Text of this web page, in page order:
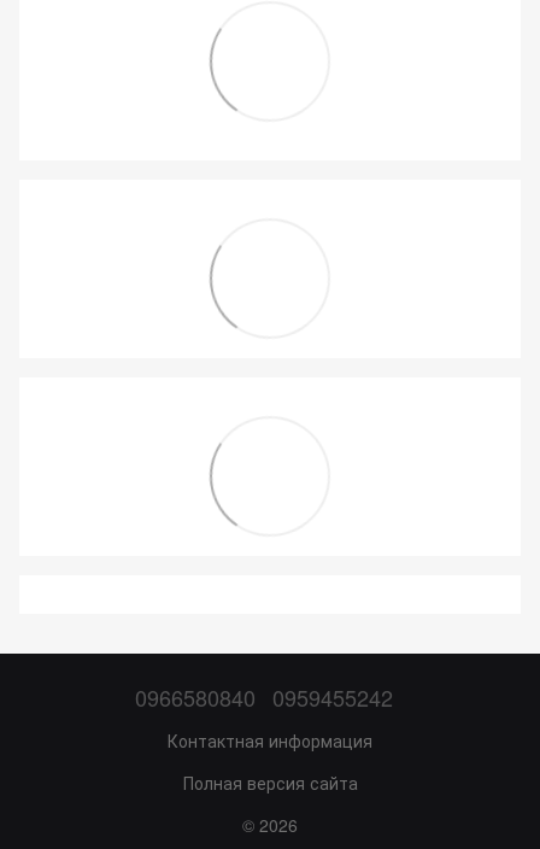
0966580840 0959455242
Контактная информация
Полная версия сайта
© 2026